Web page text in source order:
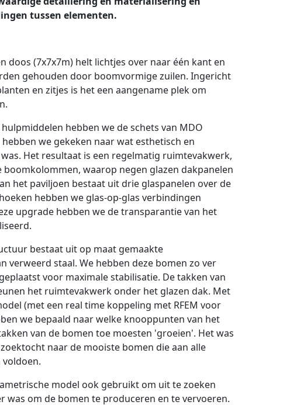
tussen elementen.
doos (7x7x7m) helt lichtjes over naar één kant en
gehouden door boomvormige zuilen. Ingericht
en zitjes is het een aangename plek om
hebben we de schets van MDO
we gekeken naar wat esthetisch en
Het resultaat is een regelmatig ruimtevakwerk,
waarop negen glazen dakpanelen
het paviljoen bestaat uit drie glaspanelen over de
hebben we glas-op-glas verbindingen
upgrade hebben we de transparantie van het
bestaat uit op maat gemaakte
verweerd staal. We hebben deze bomen zo ver
voor maximale stabilisatie. De takken van
het ruimtevakwerk onder het glazen dak. Met
(met een real time koppeling met RFEM voor
we bepaald naar welke knooppunten van het
van de bomen toe moesten 'groeien'. Het was
naar de mooiste bomen die aan alle
model ook gebruikt om uit te zoeken
was om de bomen te produceren en te vervoeren.